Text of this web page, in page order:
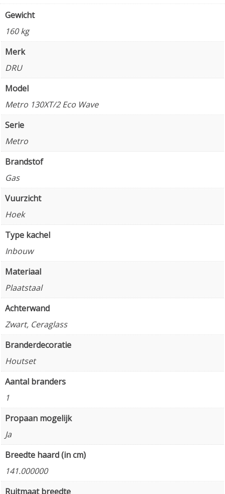
Gewicht
160 kg
Merk
DRU
Model
Metro 130XT/2 Eco Wave
Serie
Metro
Brandstof
Gas
Vuurzicht
Hoek
Type kachel
Inbouw
Materiaal
Plaatstaal
Achterwand
Zwart, Ceraglass
Branderdecoratie
Houtset
Aantal branders
1
Propaan mogelijk
Ja
Breedte haard (in cm)
141.000000
Ruitmaat breedte